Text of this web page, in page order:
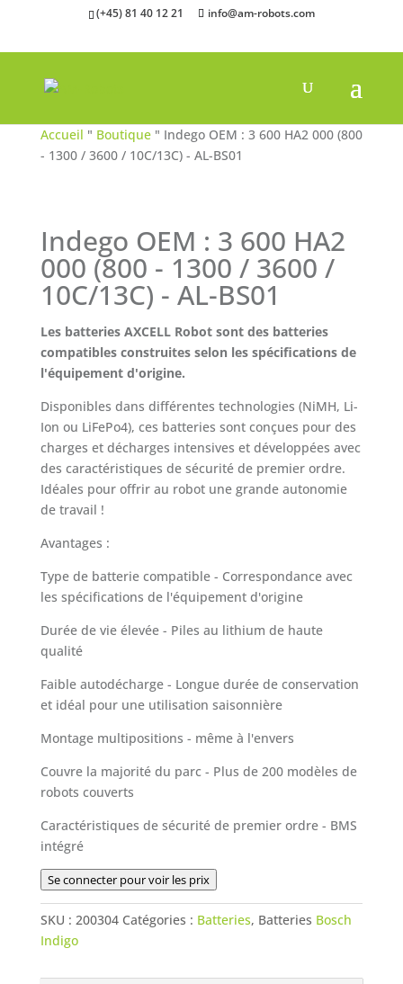
(+45) 81 40 12 21 info@am-robots.com
Accueil " Boutique" Indego OEM : 3 600 HA2 000 (800
- 1300 / 3600 / 10C/13C) - AL-BS01
Indego OEM : 3 600 HA2
000 (800 - 1300 / 3600 /
10C/13C) - AL-BS01
Les batteries AXCELL Robot sont des batteries
compatibles construites selon les spécifications de
l'équipement d'origine.
Disponibles dans différentes technologies (NiMH, Li-
Ion ou LiFePo4), ces batteries sont conçues pour des
charges et décharges intensives et développées avec
des caractéristiques de sécurité de premier ordre.
Idéales pour offrir au robot une grande autonomie
de travail !
Avantages :
Type de batterie compatible - Correspondance avec
les spécifications de l'équipement d'origine
Durée de vie élevée - Piles au lithium de haute
qualité
Faible autodécharge - Longue durée de conservation
et idéal pour une utilisation saisonnière
Montage multipositions - même à l'envers
Couvre la majorité du parc - Plus de 200 modèles de
robots couverts
Caractéristiques de sécurité de premier ordre - BMS
intégré
Se connecter pour voir les prix
SKU : 200304 Catégories : Batteries, Batteries Bosch
Indigo